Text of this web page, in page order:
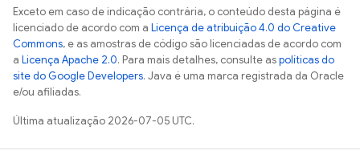
Exceto em caso de indicação contrária, o conteúdo desta página é
licenciado de acordo com a Licença de atribuição 4.0 do Creative
Commons, e as amostras de código são licenciadas de acordo com
a Licença Apache 2.0. Para mais detalhes, consulte aspolíticas do
site do Google Developers. Java é uma marca registrada da Oracle
e/ou afiliadas.
Última atualização 2026-07-05 UTC.